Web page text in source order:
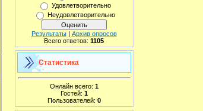
Удовлетворительно
Неудовлетворительно
Результаты| Архив опросов
Всего ответов: 1105
Статистика
Онлайн всего: 1
Гостей: 1
Пользователей: 0